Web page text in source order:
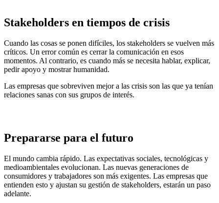
Stakeholders en tiempos de crisis
Cuando las cosas se ponen difíciles, los stakeholders se vuelven más
críticos. Un error común es cerrar la comunicación en esos
momentos. Al contrario, es cuando más se necesita hablar, explicar,
pedir apoyo y mostrar humanidad.
Las empresas que sobreviven mejor a las crisis son las que ya tenían
relaciones sanas con sus grupos de interés.
Prepararse para el futuro
El mundo cambia rápido. Las expectativas sociales, tecnológicas y
medioambientales evolucionan. Las nuevas generaciones de
consumidores y trabajadores son más exigentes. Las empresas que
entienden esto y ajustan su gestión de stakeholders, estarán un paso
adelante.